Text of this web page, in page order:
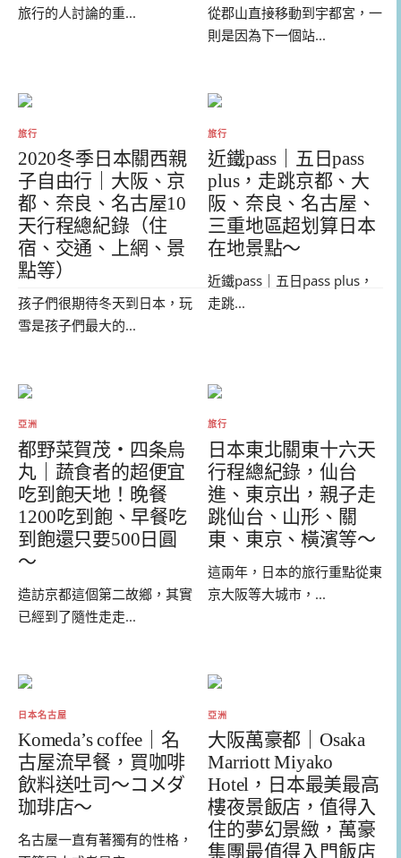
旅行的人討論的重...
從郡山直接移動到宇都宮，一
則是因為下一個站...
旅行
2020冬季日本關西親
子自由行｜大阪、京
都、奈良、名古屋10
天行程總紀錄（住
宿、交通、上網、景
點等）
孩子們很期待冬天到日本，玩
雪是孩子們最大的...
旅行
近鐵pass｜五日pass
plus，走跳京都、大
阪、奈良、名古屋、
三重地區超划算日本
在地景點～
近鐵pass｜五日pass plus，
走跳...
亞洲
都野菜賀茂・四条烏
丸｜蔬食者的超便宜
吃到飽天地！晚餐
1200吃到飽、早餐吃
到飽還只要500日圓
～
造訪京都這個第二故鄉，其實
已經到了隨性走走...
旅行
日本東北關東十六天
行程總紀錄，仙台
進、東京出，親子走
跳仙台、山形、關
東、東京、橫濱等～
這兩年，日本的旅行重點從東
京大阪等大城市，...
日本名古屋
Komeda’s coffee｜名
古屋流早餐，買咖啡
飲料送吐司～コメダ
珈琲店～
名古屋一直有著獨有的性格，
亞洲
大阪萬豪都｜Osaka
Marriott Miyako
Hotel，日本最美最高
樓夜景飯店，值得入
住的夢幻景緻，萬豪
集團最值得入門飯店